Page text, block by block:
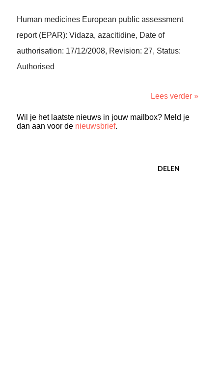
Human medicines European public assessment
report (EPAR): Vidaza, azacitidine, Date of
authorisation: 17/12/2008, Revision: 27, Status:
Authorised
Lees verder »
Wil je het laatste nieuws in jouw mailbox? Meld je
dan aan voor de nieuwsbrief.
DELEN